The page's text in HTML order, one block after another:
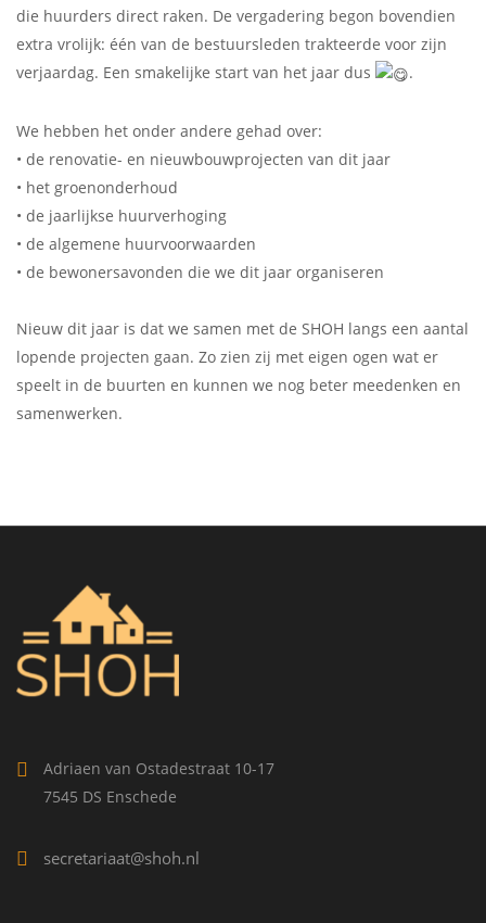
die huurders direct raken. De vergadering begon bovendien
extra vrolijk: één van de bestuursleden trakteerde voor zijn
verjaardag. Een smakelijke start van het jaar dus
.
We hebben het onder andere gehad over:
• de renovatie- en nieuwbouwprojecten van dit jaar
• het groenonderhoud
• de jaarlijkse huurverhoging
• de algemene huurvoorwaarden
• de bewonersavonden die we dit jaar organiseren
Nieuw dit jaar is dat we samen met de SHOH langs een aantal
lopende projecten gaan. Zo zien zij met eigen ogen wat er
speelt in de buurten en kunnen we nog beter meedenken en
samenwerken.
Adriaen van Ostadestraat 10-17
7545 DS Enschede
secretariaat@shoh.nl